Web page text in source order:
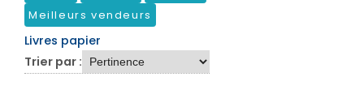
Meilleurs vendeurs
Livres papier
Trier par :